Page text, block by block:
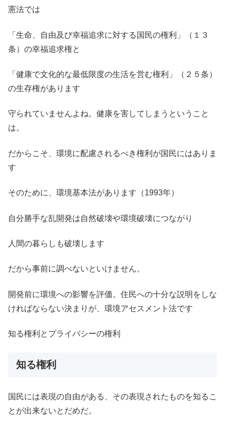
憲法では
「生命、自由及び幸福追求に対する国民の権利」（１３
条）の幸福追求権と
「健康で文化的な最低限度の生活を営む権利」（２５条）
の生存権があります
守られていませんよね。健康を害してしまうということ
は。
だからこそ、環境に配慮されるべき権利が国民にはありま
す
そのために、環境基本法があります（1993年）
自分勝手な乱開発は自然破壊や環境破壊につながり
人間の暮らしも破壊します
だから事前に調べないといけません。
開発前に環境への影響を評価。住民への十分な説明をしな
ければならない決まりが、環境アセスメント法です
知る権利とプライバシーの権利
知る権利
国民には表現の自由がある、その表現されたものを知るこ
とが出来ないとだめだ。